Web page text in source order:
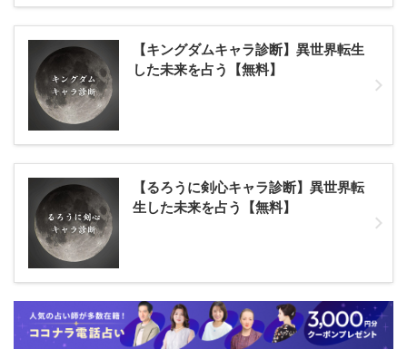
【キングダムキャラ診断】異世界転生
した未来を占う【無料】
【るろうに剣心キャラ診断】異世界転
生した未来を占う【無料】